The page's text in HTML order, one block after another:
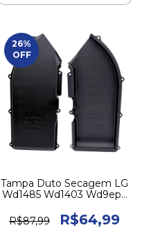
26%
OFF
Tampa Duto Secagem LG
Wd1485 Wd1403 Wd9ep6
R$87,99
R$64,99